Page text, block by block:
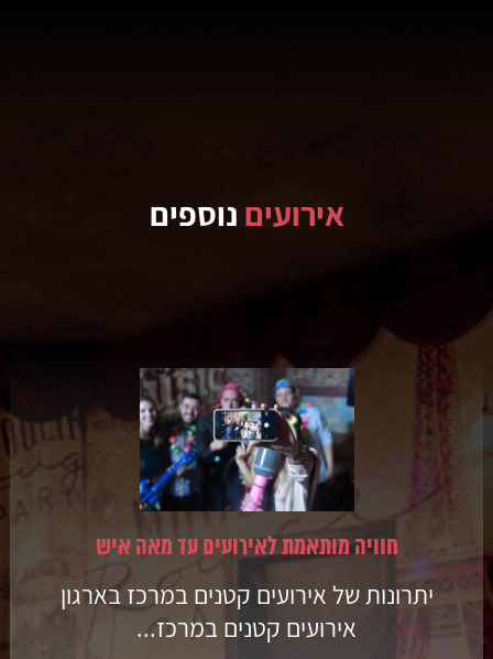
אירועים נוספים
חוויה מותאמת לאירועים עד מאה איש
יתרונות של אירועים קטנים במרכז בארגון
אירועים קטנים במרכז...